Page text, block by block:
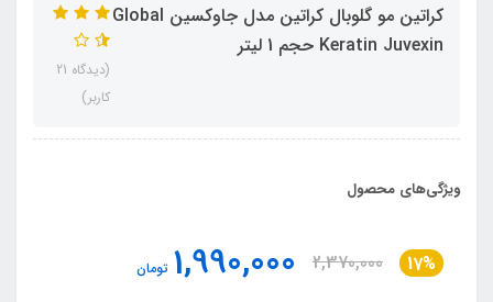
کراتین مو گلوبال کراتین مدل جاوکسین Global
Keratin Juvexin حجم 1 لیتر
(دیدگاه 21
کاربر)
ویژگی‌های محصول
17%
2,370,000
1,990,000 تومان